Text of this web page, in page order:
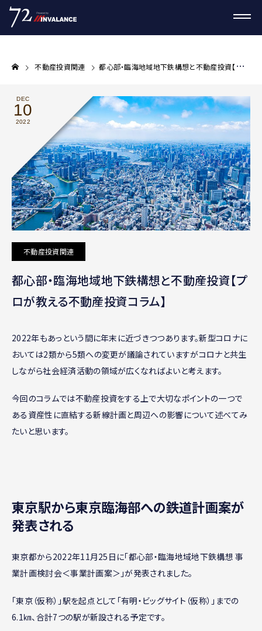
不動産投資関連 都心部・臨海地域地下鉄構想と不動産投資【プロが教える不動産投資コラム】
DEC
10
2022
不動産投資関連
都心部・臨海地域地下鉄構想と不動産投資【プ
ロが教える不動産投資コラム】
2022年もあっという間に年末に近づきつつあります。新型コロナに
おいては2類から5類への変更が議論されていますがコロナと共生
しながら社会経済活動の領域が広くなればよいと考えます。
今回のコラムでは不動産投資をする上で大切なポイントの一つで
ある資産性に直結する新線計画と周辺への影響について述べてみ
たいと思います。
東京駅から東京臨海部への鉄道計画案が
発表される
東京都から2022年11月25日に「都心部・臨海地域地下鉄構想 事
業計画検討会＜事業計画案＞」が発表されました。
「東京（仮称）」駅を起点として「有明・ビッグサイト（仮称）」までの
6.1㎞、合計7つの駅が新設される予定です。